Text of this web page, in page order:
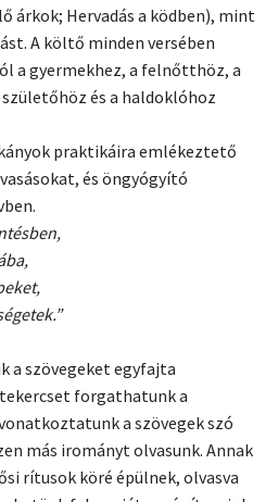
árkok; Hervadás a ködben), mint
A költő minden versében
a gyermekhez, a felnőtthöz, a
és a haldoklóhoz
praktikáira emlékeztető
és öngyógyító
a szövegeket egyfajta
forgathatunk a
a szövegek szó
más irományt olvasunk. Annak
rítusok köré épülnek, olvasva